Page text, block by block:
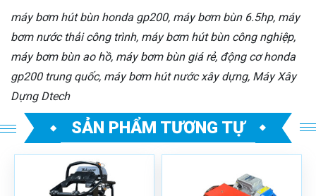
máy bơm hút bùn honda gp200, máy bơm bùn 6.5hp, máy
bơm nước thải công trình, máy bơm hút bùn công nghiệp,
máy bơm bùn ao hồ, máy bơm bùn giá rẻ, động cơ honda
gp200 trung quốc, máy bơm hút nước xây dựng, Máy Xây
Dựng Dtech
SẢN PHẨM TƯƠNG TỰ
Mã sản phẩm: NIKI –
MR77